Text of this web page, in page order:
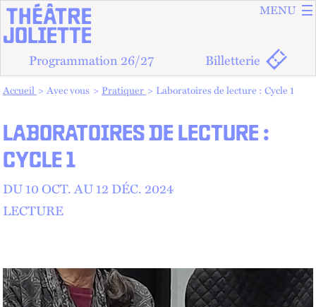
ALLER
ALLER
MENU
Programmation 26/27 Billetterie
Vous êtes dans :
Accueil Avec vous Pratiquer Laboratoires de lecture : Cycle 1
LABORATOIRES DE LECTURE :
CYCLE 1
DU 10OCT.AU12 DÉC. 2024
LECTURE